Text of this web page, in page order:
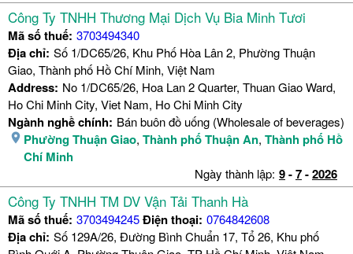
Công Ty TNHH Thương Mại Dịch Vụ Bia Minh Tươi
Mã số thuế: 3703494340
Địa chỉ: Số 1/DC65/26, Khu Phố Hòa Lân 2, Phường Thuận
Giao, Thành phố Hồ Chí Minh, Việt Nam
Address: No 1/DC65/26, Hoa Lan 2 Quarter, Thuan Giao Ward,
Ho Chi Minh City, Viet Nam, Ho Chi Minh City
Ngành nghề chính: Bán buôn đồ uống (Wholesale of beverages)
Phường Thuận Giao, Thành phố Thuận An, Thành phố Hồ
Chí Minh
Ngày thành lập: 9-7-2026
Công Ty TNHH TM DV Vận Tải Thanh Hà
Mã số thuế: 3703494245Điện thoại: 0764842608
Địa chỉ: Số 129A/26, Đường Bình Chuẩn 17, Tổ 26, Khu phố